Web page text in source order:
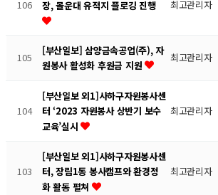
106
장, 몰운대 유적지 플로깅 진행
최고관리자
105
[부산일보] 삼양금속공업(주), 자
원봉사 활성화 후원금 지원
최고관리자
104
[부산일보 외1]사하구자원봉사센
터 ‘2023 자원봉사 상반기 보수
교육’실시
최고관리자
103
[부산일보 외1]사하구자원봉사센
터, 장림1동 봉사캠프와 환경정
화 활동 펼쳐
최고관리자